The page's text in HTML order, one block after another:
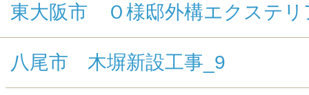
東大阪市 Ｏ様邸外構エクステリ
八尾市 木塀新設工事_9